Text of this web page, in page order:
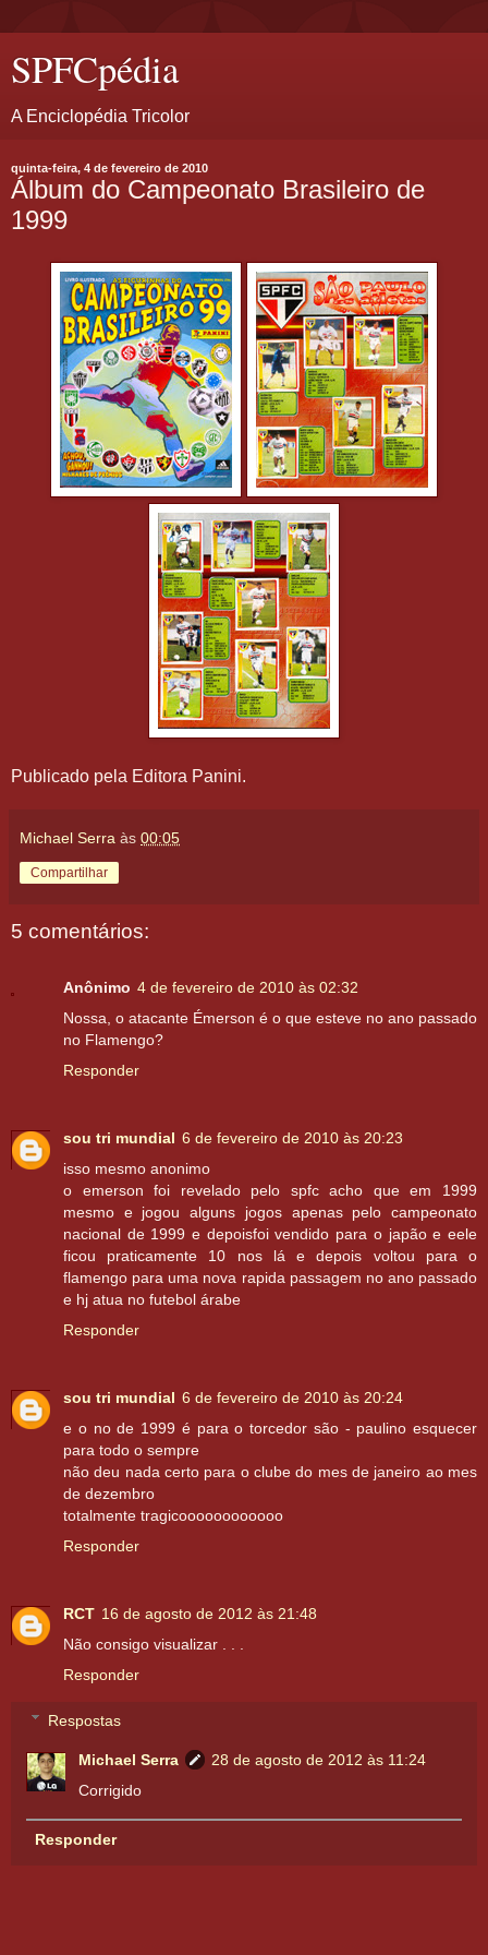
SPFCpédia
A Enciclopédia Tricolor
quinta-feira, 4 de fevereiro de 2010
Álbum do Campeonato Brasileiro de
1999
Publicado pela Editora Panini.
Michael Serra às 00:05
Compartilhar
5 comentários:
Anônimo 4 de fevereiro de 2010 às 02:32
Nossa, o atacante Émerson é o que esteve no ano passado
no Flamengo?
Responder
sou tri mundial 6 de fevereiro de 2010 às 20:23
isso mesmo anonimo
o emerson foi revelado pelo spfc acho que em 1999
mesmo e jogou alguns jogos apenas pelo campeonato
nacional de 1999 e depoisfoi vendido para o japão e eele
ficou praticamente 10 nos lá e depois voltou para o
flamengo para uma nova rapida passagem no ano passado
e hj atua no futebol árabe
Responder
sou tri mundial 6 de fevereiro de 2010 às 20:24
e o no de 1999 é para o torcedor são - paulino esquecer
para todo o sempre
não deu nada certo para o clube do mes de janeiro ao mes
de dezembro
totalmente tragicoooooooooooo
Responder
RCT 16 de agosto de 2012 às 21:48
Não consigo visualizar . . .
Responder
Respostas
Michael Serra
28 de agosto de 2012 às 11:24
Corrigido
Responder